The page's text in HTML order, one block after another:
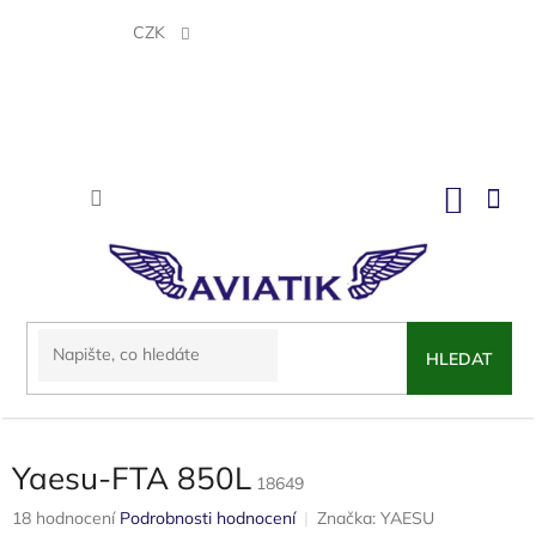
CZK
HLEDAT
Yaesu-FTA 850L 18649
Průměrné
18 hodnocení Podrobnosti hodnocení Značka: YAESU